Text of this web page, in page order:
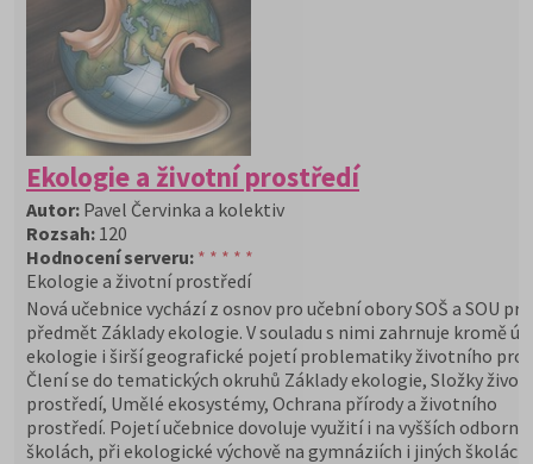
Ekologie a životní prostředí
Autor: Pavel Červinka a kolektiv
Rozsah: 120
Hodnocení serveru: * * * * *
Ekologie a životní prostředí
Nová učebnice vychází z osnov pro učební obory SOŠ a SOU pro
předmět Základy ekologie. V souladu s nimi zahrnuje kromě
ekologie i širší geografické pojetí problematiky životního
Člení se do tematických okruhů Základy ekologie, Složky
prostředí, Umělé ekosystémy, Ochrana přírody a životního
prostředí. Pojetí učebnice dovoluje využití i na vyšších
školách, při ekologické výchově na gymnáziích i jiných školách.